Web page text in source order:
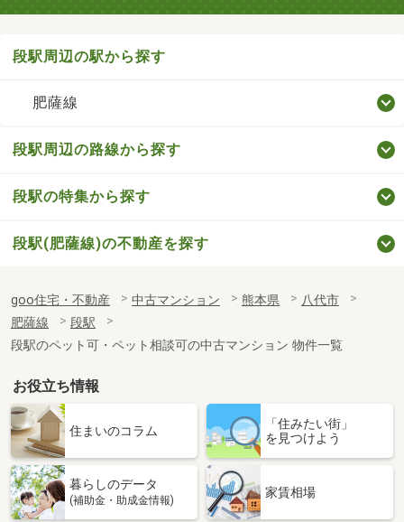
段駅周辺の駅から探す
肥薩線
段駅周辺の路線から探す
段駅の特集から探す
段駅(肥薩線)の不動産を探す
goo住宅・不動産 中古マンション 熊本県
八代市
肥薩線
段駅
段駅のペット可・ペット相談可の中古マンション 物件一覧
お役立ち情報
住まいのコラム
「住みたい街」
を見つけよう
暮らしのデータ
(補助金・助成金情報)
家賃相場